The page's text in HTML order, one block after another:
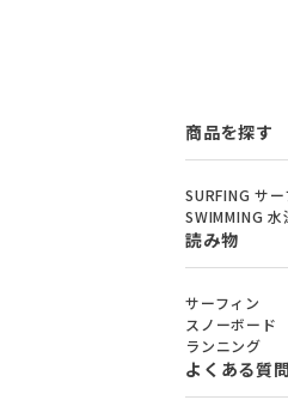
商品を探す
SURFING サ
SWIMMING 水
読み物
サーフィン
スノーボード
ランニング
よくある質問